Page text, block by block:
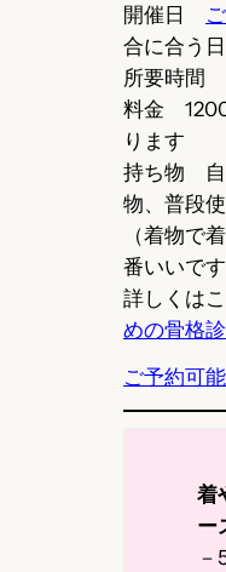
開催日
合に合う
所要時間
料金
ります
持ち物 自
物、普段
（着物で
番いいです
詳しくは
めの骨格
ご予約可
着
ー
－